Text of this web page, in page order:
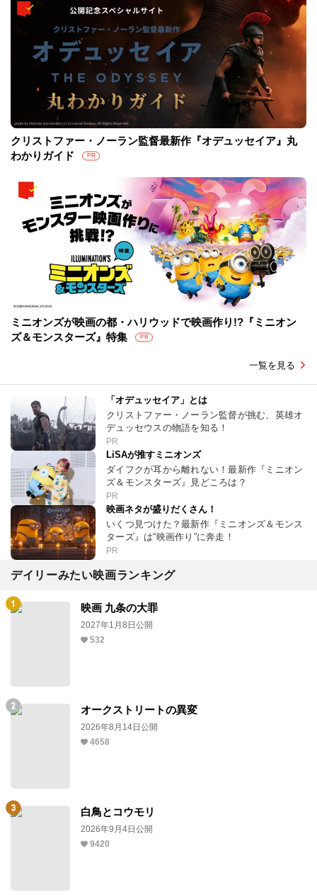
クリストファー・ノーラン監督最新作『オデュッセイア』丸
わかりガイド
PR
ミニオンズが映画の都・ハリウッドで映画作り!?『ミニオン
ズ＆モンスターズ』特集
PR
一覧を見る
「オデュッセイア」とは
クリストファー・ノーラン監督が挑む、英雄オ
デュッセウスの物語を知る！
PR
LiSAが推すミニオンズ
ダイフクが耳から離れない！最新作『ミニオン
ズ＆モンスターズ』見どころは？
PR
映画ネタが盛りだくさん！
いくつ見つけた？最新作『ミニオンズ＆モンス
ターズ』は“映画作り”に奔走！
PR
デイリーみたい映画ランキング
映画 九条の大罪
2027年1月8日公開
532
オークストリートの異変
2026年8月14日公開
4658
白鳥とコウモリ
2026年9月4日公開
9420